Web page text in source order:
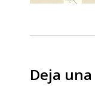
Deja